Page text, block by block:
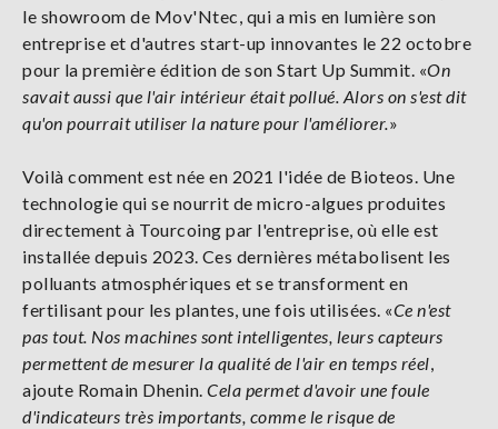
le showroom de Mov'Ntec, qui a mis en lumière son
entreprise et d'autres start-up innovantes le 22 octobre
pour la première édition de son Start Up Summit. «On
savait aussi que l'air intérieur était pollué. Alors on s'est dit
qu'on pourrait utiliser la nature pour l'améliorer.»
Voilà comment est née en 2021 l'idée de Bioteos. Une
technologie qui se nourrit de micro-algues produites
directement à Tourcoing par l'entreprise, où elle est
installée depuis 2023. Ces dernières métabolisent les
polluants atmosphériques et se transforment en
fertilisant pour les plantes, une fois utilisées. «Ce n'est
pas tout. Nos machines sont intelligentes, leurs capteurs
permettent de mesurer la qualité de l'air en temps réel,
ajoute Romain Dhenin. Cela permet d'avoir une foule
d'indicateurs très importants, comme le risque de